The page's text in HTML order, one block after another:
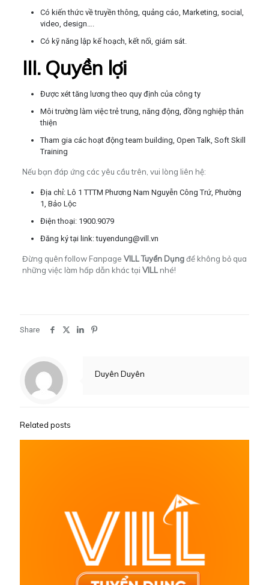
Có kiến thức về truyền thông, quảng cáo, Marketing, social,
video, design….
Có kỹ năng lập kế hoạch, kết nối, giám sát.
III. Quyền lợi
Được xét tăng lương theo quy định của công ty
Môi trường làm việc trẻ trung, năng động, đồng nghiệp thân
thiện
Tham gia các hoạt động team building, Open Talk, Soft Skill
Training
Nếu bạn đáp ứng các yêu cầu trên, vui lòng liên hệ:
Địa chỉ: Lô 1 TTTM Phương Nam Nguyễn Công Trứ, Phường
1, Bảo Lộc
Điện thoại: 1900.9079
Đăng ký tại link: tuyendung@vill.vn
Đừng quên follow Fanpage VILL Tuyển Dụngđể không bỏ qua
những việc làm hấp dẫn khác tại VILLnhé!
Share
Duyên Duyên
Related posts